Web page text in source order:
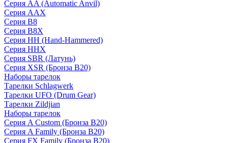
Серия AA (Automatic Anvil)
Серия AAX
Серия B8
Серия B8X
Серия HH (Hand-Hammered)
Серия HHX
Серия SBR (Латунь)
Серия XSR (Бронза B20)
Наборы тарелок
Тарелки Schlagwerk
Тарелки UFO (Drum Gear)
Тарелки Zildjian
Наборы тарелок
Серия A Custom (Бронза B20)
Серия A Family (Бронза B20)
Серия FX Family (Бронза B20)